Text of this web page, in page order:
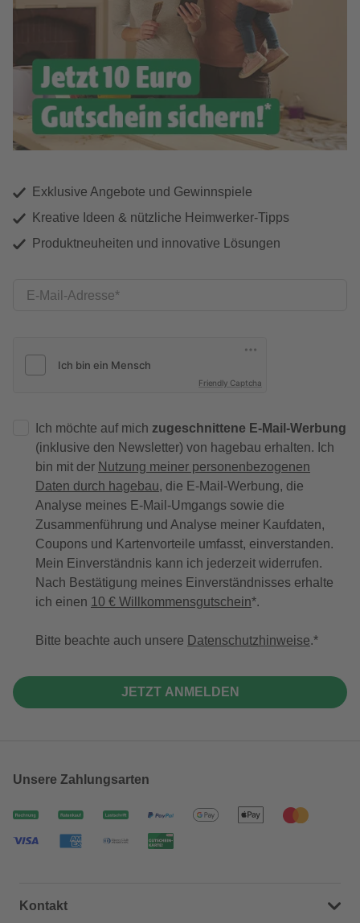
Exklusive Angebote und Gewinnspiele
Kreative Ideen & nützliche Heimwerker-Tipps
Produktneuheiten und innovative Lösungen
E-Mail-Adresse
Friendly Captcha
Ich möchte auf mich zugeschnittene E-Mail-Werbung
(inklusive den Newsletter) von hagebau erhalten. Ich
bin mit der Nutzung meiner personenbezogenen
Daten durch hagebau, die E-Mail-Werbung, die
Analyse meines E-Mail-Umgangs sowie die
Zusammenführung und Analyse meiner Kaufdaten,
Coupons und Kartenvorteile umfasst, einverstanden.
Mein Einverständnis kann ich jederzeit widerrufen.
Nach Bestätigung meines Einverständnisses erhalte
ich einen 10 € Willkommensgutschein*.
Bitte beachte auch unsere Datenschutzhinweise.
JETZT ANMELDEN
Unsere Zahlungsarten
Kontakt